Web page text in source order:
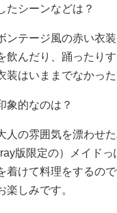
シーンなどは？
テージ風の赤い衣
飲んだり、踊ったり
装はいままでなかった
的なのは？
人の雰囲気を漂わせ
版限定の）メイド
着けて料理をするの
楽しみです。